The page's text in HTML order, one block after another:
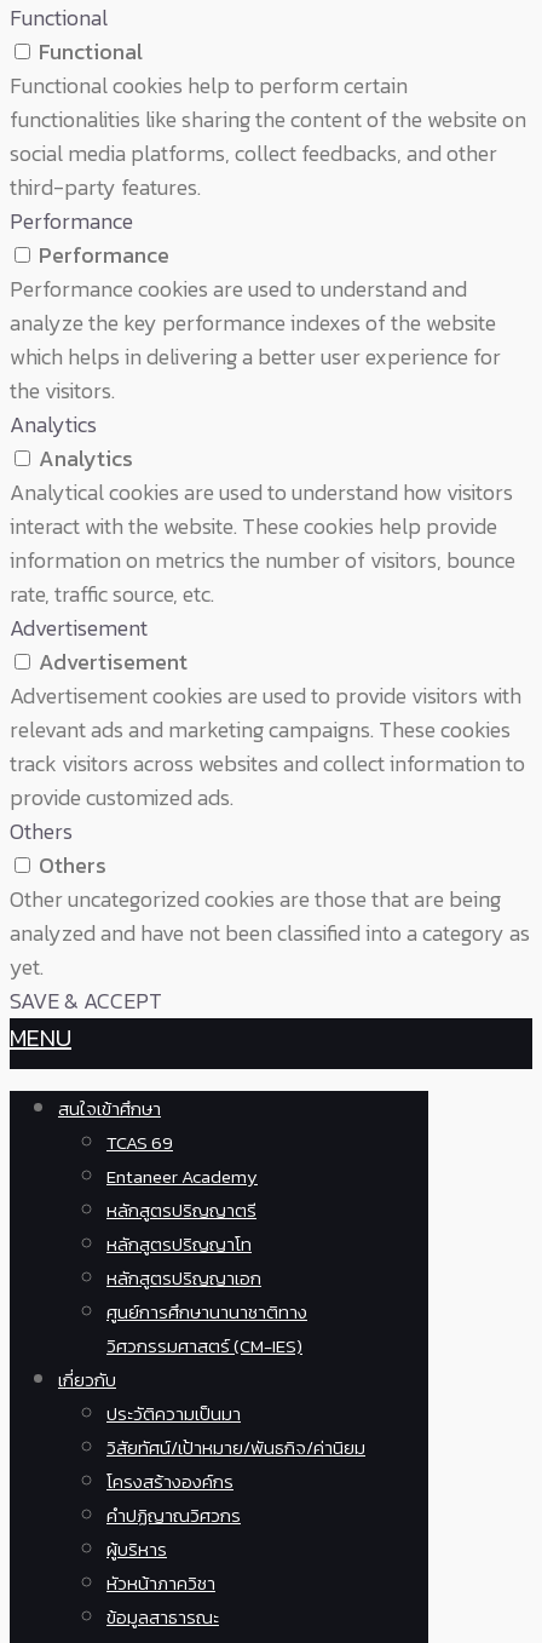
Functional
Functional
Functional cookies help to perform certain
functionalities like sharing the content of the website on
social media platforms, collect feedbacks, and other
third-party features.
Performance
Performance
Performance cookies are used to understand and
analyze the key performance indexes of the website
which helps in delivering a better user experience for
the visitors.
Analytics
Analytics
Analytical cookies are used to understand how visitors
interact with the website. These cookies help provide
information on metrics the number of visitors, bounce
rate, traffic source, etc.
Advertisement
Advertisement
Advertisement cookies are used to provide visitors with
relevant ads and marketing campaigns. These cookies
track visitors across websites and collect information to
provide customized ads.
Others
Others
Other uncategorized cookies are those that are being
analyzed and have not been classified into a category as
yet.
SAVE & ACCEPT
MENU
สนใจเข้าศึกษา
TCAS 69
Entaneer Academy
หลักสูตรปริญญาตรี
หลักสูตรปริญญาโท
หลักสูตรปริญญาเอก
ศูนย์การศึกษานานาชาติทาง
วิศวกรรมศาสตร์ (CM-IES)
เกี่ยวกับ
ประวัติความเป็นมา
วิสัยทัศน์/เป้าหมาย/พันธกิจ/ค่านิยม
โครงสร้างองค์กร
คำปฏิญาณวิศวกร
ผู้บริหาร
หัวหน้าภาควิชา
ข้อมูลสาธารณะ